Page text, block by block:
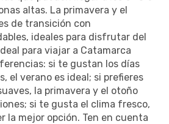
altas. La primavera y el
de transición con
ideales para disfrutar del
para viajar a Catamarca
si te gustan los días
el verano es ideal; si prefieres
la primavera y el otoño
si te gusta el clima fresco,
la mejor opción. Ten en cuenta